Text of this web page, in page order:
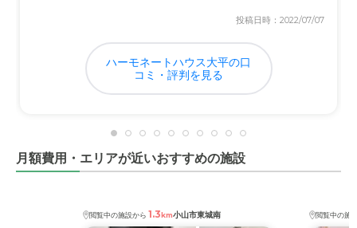
が、少し残念でした。環境は静かで良いと思った。
料金費用について
とても良かったのですが、もう少しリーズナブルであれば
投稿日時：2022/07/07
ハーモネートハウス大平の口
コミ・評判を見る
月額費用・エリアが近いおすすめの施設
閲覧中の施設から 1.3km小山市東城南 閲覧中の施